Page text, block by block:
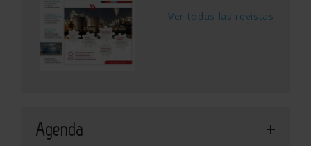
Ver todas las revistas
Agenda